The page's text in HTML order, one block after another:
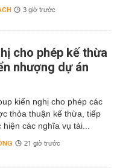
3 giờ trước
cho phép kế thừa
nhượng dự án
kiến nghị cho phép các
thỏa thuận kế thừa, tiếp
các nghĩa vụ tài...
21 giờ trước